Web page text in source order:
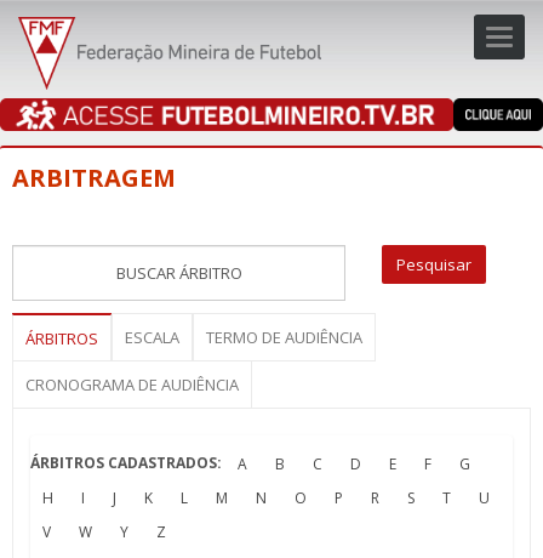
ARBITRAGEM
ÁRBITROS ESCALA TERMO DE AUDIÊNCIA
CRONOGRAMA DE AUDIÊNCIA
ÁRBITROS CADASTRADOS: A B C D E F
G
H
I J K L M N O P R S T
U
V
W Y Z